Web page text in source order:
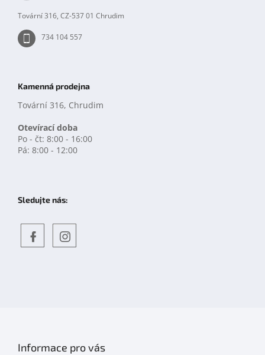
Tovární 316, CZ-537 01 Chrudim
734 104 557
Kamenná prodejna
Tovární 316, Chrudim
Otevírací doba
Po - čt: 8:00 - 16:00
Pá: 8:00 - 12:00
Sledujte nás:
Informace pro vás